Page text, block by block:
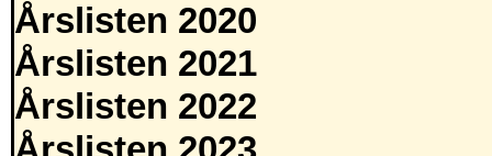
Årslisten 2020
Årslisten 2021
Årslisten 2022